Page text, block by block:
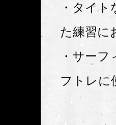
・タイ
た練習に
・サー
フトレに